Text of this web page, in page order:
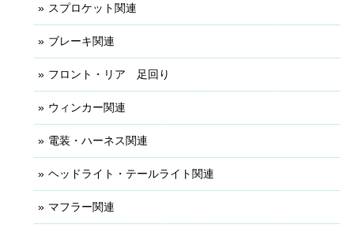
スプロケット関連
ブレーキ関連
フロント・リア 足回り
ウィンカー関連
電装・ハーネス関連
ヘッドライト・テールライト関連
マフラー関連